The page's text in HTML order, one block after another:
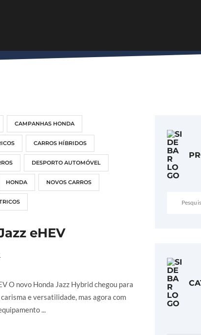
CAMPANHAS HONDA
CARROS HÍBRIDOS
DESPORTO AUTOMÓVEL
HONDA NOVOS CARROS
eHEV
O novo Honda Jazz Hybrid chegou para
e versatilidade, mas agora com
...